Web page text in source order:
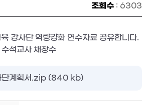
조회수 : 6303
강사단 역량걍화 연수자료 공유합니다.
석교사 채창수
단계획서.zip (840 kb)